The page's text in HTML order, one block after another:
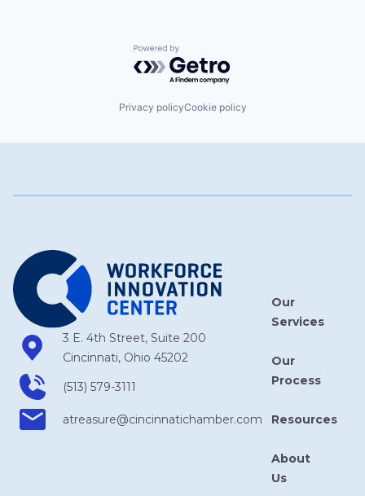
Powered by Getro.com
Privacy policyCookie policy
3 E. 4th Street, Suite 200
Cincinnati, Ohio 45202
(513) 579-3111
atreasure​@cincinnatichamber​.com
Our
Services
Our
Process
Resources
About
Us